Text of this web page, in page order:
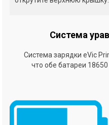
Система
Система зарядки eVic
что обе батареи